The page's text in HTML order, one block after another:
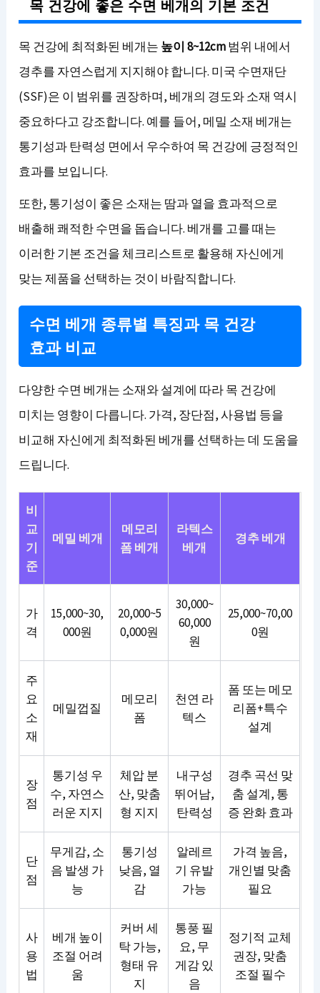
목 건강에 좋은 수면 베개의 기본 조건
목 건강에 최적화된 베개는 높이 8~12cm범위 내에서
경추를 자연스럽게 지지해야 합니다. 미국 수면재단
(SSF)은 이 범위를 권장하며, 베개의 경도와 소재 역시
중요하다고 강조합니다. 예를 들어, 메밀 소재 베개는
통기성과 탄력성 면에서 우수하여 목 건강에 긍정적인
효과를 보입니다.
또한, 통기성이 좋은 소재는 땀과 열을 효과적으로
배출해 쾌적한 수면을 돕습니다. 베개를 고를 때는
이러한 기본 조건을 체크리스트로 활용해 자신에게
맞는 제품을 선택하는 것이 바람직합니다.
수면 베개 종류별 특징과 목 건강
효과 비교
다양한 수면 베개는 소재와 설계에 따라 목 건강에
미치는 영향이 다릅니다. 가격, 장단점, 사용법 등을
비교해 자신에게 최적화된 베개를 선택하는 데 도움을
드립니다.
비
교
기
준
메밀 베개
메모리
폼 베개
라텍스
베개
경추 베개
가
격
15,000~30,
000원
20,000~5
0,000원
30,000~
60,000
원
25,000~70,00
0원
주
요
소
재
메밀껍질
메모리
폼
천연 라
텍스
폼 또는 메모
리폼+특수
설계
장
점
통기성 우
수, 자연스
러운 지지
체압 분
산, 맞춤
형 지지
내구성
뛰어남,
탄력성
경추 곡선 맞
춤 설계, 통
증 완화 효과
단
점
무게감, 소
음 발생 가
능
통기성
낮음, 열
감
알레르
기 유발
가능
가격 높음,
개인별 맞춤
필요
사
용
법
베개 높이
조절 어려
움
커버 세
탁 가능,
형태 유
지
통풍 필
요, 무
게감 있
음
정기적 교체
권장, 맞춤
조절 필수